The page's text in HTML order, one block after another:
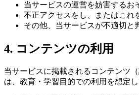
当サービスの運営を妨害するお
不正アクセスをし、またはこれ
その他、当サービスが不適切と
4. コンテンツの利用
当サービスに掲載されるコンテンツ
は、教育・学習目的での利用を想定し